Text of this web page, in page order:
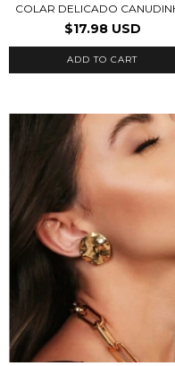
COLAR DELICADO
$17.98 USD
ADD TO CART